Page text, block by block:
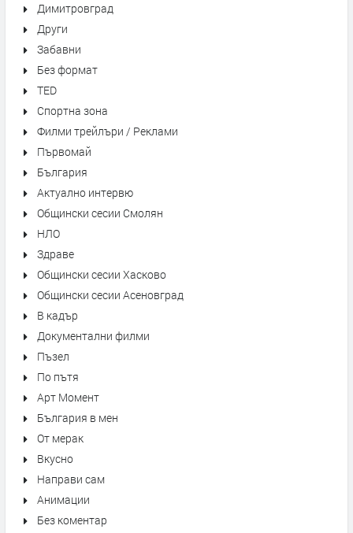
Димитровград
Други
Забавни
Без формат
TED
Спортна зона
Филми трейлъри / Реклами
Първомай
България
Актуално интервю
Общински сесии Смолян
НЛО
Здраве
Общински сесии Хасково
Общински сесии Асеновград
В кадър
Документални филми
Пъзел
По пътя
Арт Момент
България в мен
От мерак
Вкусно
Направи сам
Анимации
Без коментар